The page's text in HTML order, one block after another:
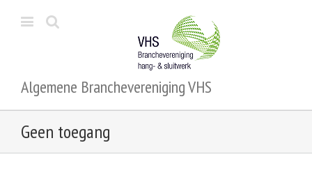
Algemene Branchevereniging VHS
Geen toegang